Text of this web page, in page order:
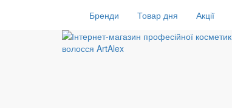
Бренди Товар дня Акції